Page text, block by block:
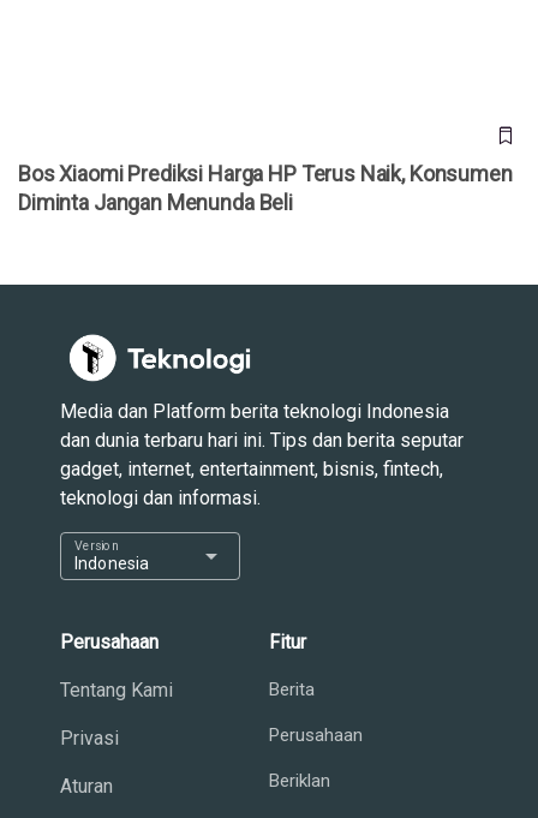
Bos Xiaomi Prediksi Harga HP Terus Naik, Konsumen
Diminta Jangan Menunda Beli
Media dan Platform berita teknologi Indonesia
dan dunia terbaru hari ini. Tips dan berita seputar
gadget, internet, entertainment, bisnis, fintech,
teknologi dan informasi.
Indonesia
Version arrow_drop_down
Perusahaan
Tentang Kami
Privasi
Aturan
Fitur
Berita
Perusahaan
Beriklan